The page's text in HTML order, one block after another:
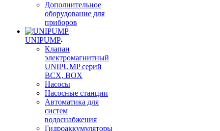
Дополнительное
оборудование для
приборов
UNIPUMP
Клапан
электромагнитный
UNIPUMP серий
BCX, BOX
Насосы
Насосные станции
Автоматика для
систем
водоснабжения
Гидроаккумуляторы